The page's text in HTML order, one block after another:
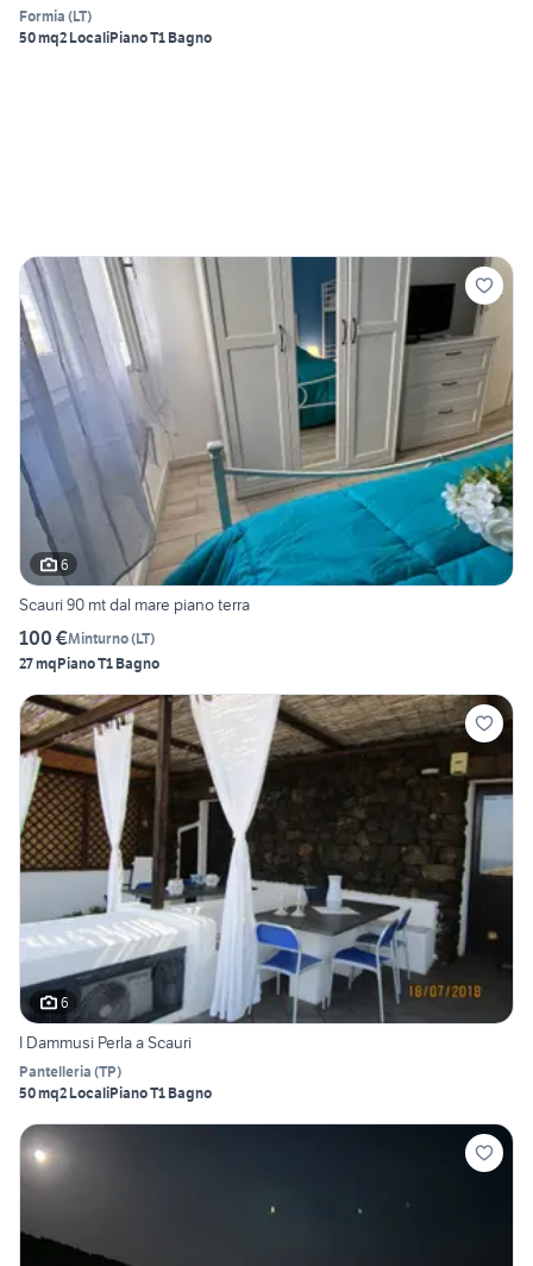
Formia (LT)
50 mq2 LocaliPiano T1 Bagno
6
Scauri 90 mt dal mare piano terra
100 €Minturno(LT)
27 mqPiano T1 Bagno
6
I Dammusi Perla a Scauri
Pantelleria (TP)
50 mq2 LocaliPiano T1 Bagno